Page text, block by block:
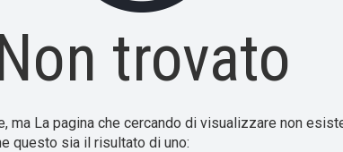
trovato
ma La pagina che cercando di visualizzare non
questo sia il risultato di uno: